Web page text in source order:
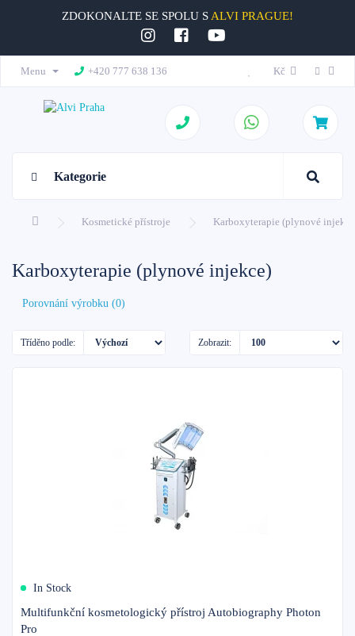
ZDOKONALTE SE SPOLU S ALVI PRAGUE!
Menu +420 777 638 136 Kč
Kategorie
Kosmetické přístroje Karboxyterapie (plynové
Karboxyterapie (plynové injekce)
Porovnání výrobku (0)
Tříděno podle: Zobrazit:
In Stock
Multifunkční kosmetologický přístroj Autobiography Photon
Pro